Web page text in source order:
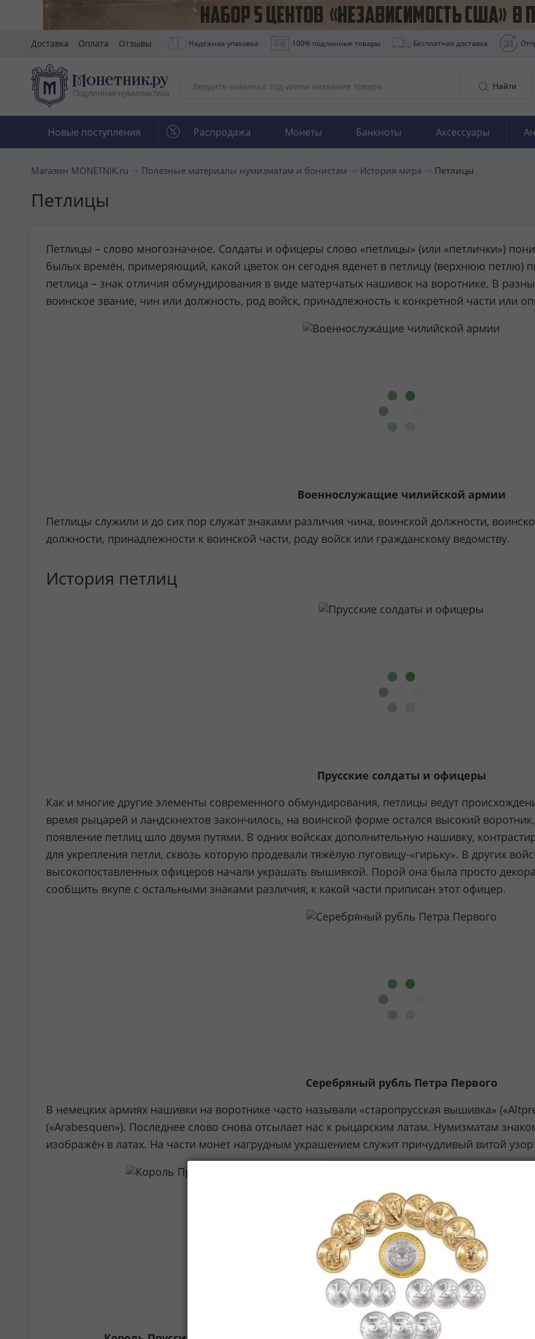
Доставка Оплата Отзывы Надёжная упаковка 100% подлинные товары Бесплатная доставка
Подлинная нумизматика
Найти
Новые поступления Распродажа Монеты Банкноты Аксессуары
Магазин MONETNIK.ru Полезные материалы нумизматам и бонистам История мира Петлицы
Петлицы
Петлицы – слово многозначное. Солдаты и офицеры слово «петлицы» (или «петлички»)
былых времён, примеряющий, какой цветок он сегодня вденет в петлицу (верхнюю петлю)
петлица – знак отличия обмундирования в виде матерчатых нашивок на воротнике. В
воинское звание, чин или должность, род войск, принадлежность к конкретной части или
Военнослужащие чилийской армии
Петлицы служили и до сих пор служат знаками различия чина, воинской должности,
должности, принадлежности к воинской части, роду войск или гражданскому ведомству.
История петлиц
Прусские солдаты и офицеры
Как и многие другие элементы современного обмундирования, петлицы ведут
время рыцарей и ландскнехтов закончилось, на воинской форме остался высокий
появление петлиц шло двумя путями. В одних войсках дополнительную нашивку,
для укрепления петли, сквозь которую продевали тяжёлую пуговицу-«гирьку». В других
высокопоставленных офицеров начали украшать вышивкой. Порой она была просто
сообщить вкупе с остальными знаками различия, к какой части приписан этот офицер.
Серебряный рубль Петра Первого
В немецких армиях нашивки на воротнике часто называли «старопрусская вышивка»
(«Arabesquen»). Последнее слово снова отсылает нас к рыцарским латам. Нумизматам
изображён в латах. На части монет нагрудным украшением служит причудливый витой узор